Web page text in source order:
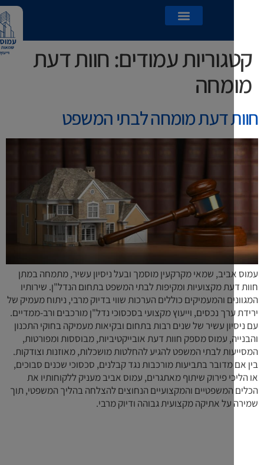
עמודים:חוות דעת
דעת מומחה לבתי המשפט
שמאי מקרקעין מוסמך ובעל ניסיון עשיר, מתמחה במתן
מקצועיות ומקיפות לבתי המשפט בתחום הנדל"ן. שירותיו
והמעמיקים כוללים הערכות שווי בדיוק מרבי, ניתוח מעמיק של
נכסים, וייעוץ מקצועי בסכסוכי נדל"ן מורכבים ורב-ממדיים.
עשיר של שנים רבות בתחום ובקיאות מעמיקה בחוקי התכנון
עמוס מספק חוות דעת אובייקטיביות, מבוססות ומפורטות,
לבתי המשפט להגיע להחלטות מושכלות, מאוזנות וצודקות.
בתביעות מורכבות נגד קבלנים, סכסוכי שכנים סבוכים,
פירוק שיתוף מאתגרים, עמוס אביב מעניק ללקוחותיו את
והמקצועיים הנחוצים להצלחה בהליך המשפטי, תוך
אתיקה מקצועית גבוהה ודיוק מרבי.